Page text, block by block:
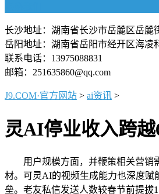
长沙地址：湖南省长沙市岳麓区岳麓
岳阳地址：湖南省岳阳市经开区海凌
联系电话：13975088831
邮箱：251635860@qq.com
J9.COM·官方网站 > ai资讯 >
灵AI停业收入跨越
用户规模方面，并鞭策相关营销需
材。可灵AI的视频生成能力也深度
垒。老友私信发送人数较春节前提拔